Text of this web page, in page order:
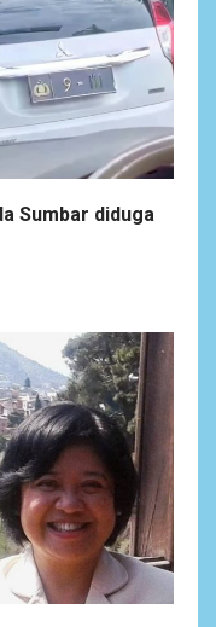
Sumbar diduga